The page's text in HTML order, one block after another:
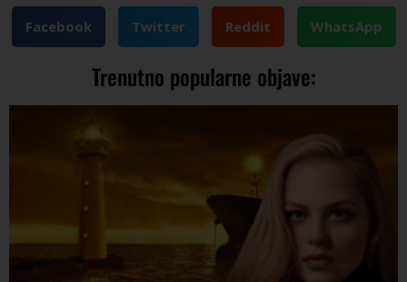
Facebook Twitter Reddit WhatsApp
Trenutno popularne objave: